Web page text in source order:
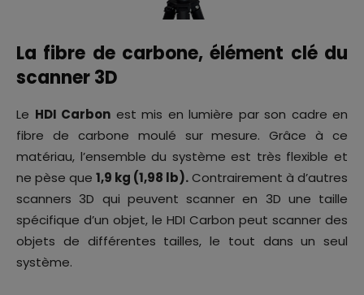
La fibre de carbone, élément clé du
scanner 3D
Le HDI Carbon est mis en lumière par son cadre en
fibre de carbone moulé sur mesure. Grâce à ce
matériau, l’ensemble du système est très flexible et
ne pèse que 1,9 kg (1,98 lb).Contrairement à d’autres
scanners 3D qui peuvent scanner en 3D une taille
spécifique d’un objet, le HDI Carbon peut scanner des
objets de différentes tailles, le tout dans un seul
système.